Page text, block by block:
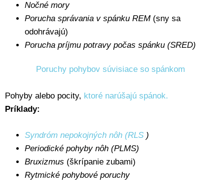
Nočné mory
Porucha správania v spánku REM (sny sa
odohrávajú)
Porucha príjmu potravy počas spánku (SRED)
Poruchy pohybov súvisiace so spánkom
Pohyby alebo pocity, ktoré narúšajú spánok.
Príklady:
Syndróm nepokojných nôh (RLS )
Periodické pohyby nôh (PLMS)
Bruxizmus (škrípanie zubami)
Rytmické pohybové poruchy